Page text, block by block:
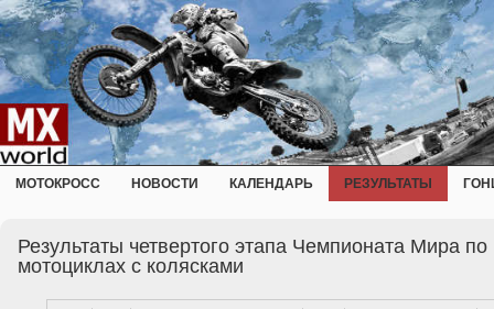
МОТОКРОСС НОВОСТИ КАЛЕНДАРЬ РЕЗУЛЬТАТЫ
Результаты четвертого этапа Чемпионата Мира
мотоциклах с колясками